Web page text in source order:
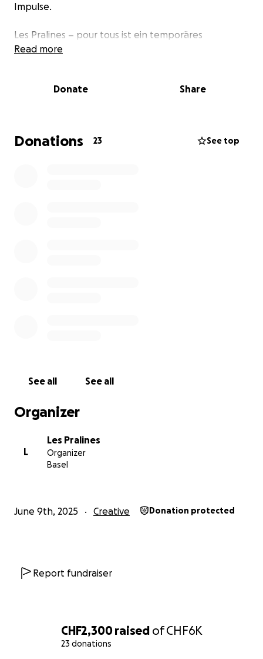
CHF2,300 raised ofCHF6K
23 donations
Impulse.
Les Pralines – pour tous ist ein temporäres
Kulturprojekt – selbstorganisiert, interdisziplinär und
Cocktails. Nicht perfekt kuratiert, sondern bewusst
Wir schaffen eine Plattform für junge Kreative,
weiter. Mach mit.
Damit wir diesen Raum gemeinsam möglich machen.
Read more
Donate Share
Donations 23 See top
See all See all
Organizer
L
Les Pralines
Organizer
Basel
June 9th, 2025 Creative Donation protected
Report fundraiser